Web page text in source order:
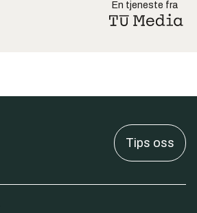
En tjeneste fra
Tips oss